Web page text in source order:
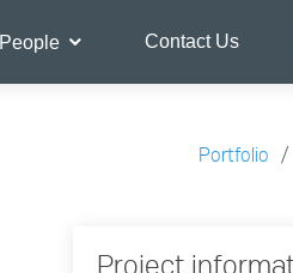
People Contact Us
Portfolio
Project